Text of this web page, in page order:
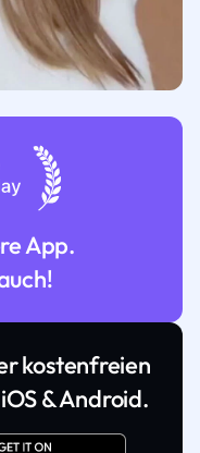
App.
kostenfreien
& Android.